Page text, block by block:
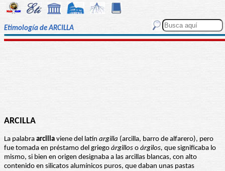
Etimología de ARCILLA
ARCILLA
La palabra arcilla viene del latín argilla (arcilla, barro de alfarero), pero
fue tomada en préstamo del griego árgillos o árgilos, que significaba lo
mismo, si bien en origen designaba a las arcillas blancas, con alto
contenido en silicatos alumínicos puros, que daban unas pastas